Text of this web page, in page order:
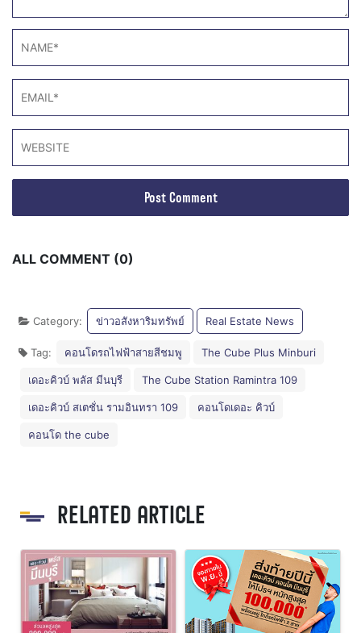
ALL COMMENT (0)
Category: ข่าวอสังหาริมทรัพย์ Real Estate News
Tag: คอนโดรถไฟฟ้าสายสีชมพู The Cube Plus Minburi
เดอะคิวบ์ พลัส มีนบุรี The Cube Station Ramintra 109
เดอะคิวบ์ สเตชั่น รามอินทรา 109 คอนโดเดอะ คิวบ์
คอนโด the cube
RELATED ARTICLE